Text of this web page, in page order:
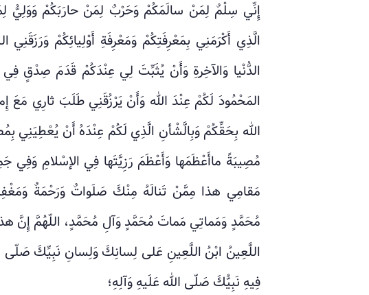
إِنِّي سِلْمٌ لِمَنْ سالَمَكُمْ وَحَرْبٌ لِمَنْ حارَبَكُمْ وَوَلِيُّ
الَّذِي أَكْرَمَنِي بِمَعْرِفَتِكُمْ وَمَعْرِفَةِ أَوْلِيائِكُمْ
الدُّنْيا وَالآخِرةِ وَأَنْ يُثَبِّتَ لِي عِنْدَكُمْ قَدَمَ صِدْقٍ فِي
المَحْمُودَ لَكُمْ عِنْدَ الله وَأَنْ يَرْزُقَنِي طَلَبَ ثارِي
الله بِحَقِّكُمْ وَبِالَّشْأنِ الَّذِي لَكُمْ عِنْدَهُ أَنْ يُعْطِيَنِي
مُصِيبَةً ماأَعْظَمَها وَأَعْظَمَ رَزِيَّتَها فِي الإسْلامِ وَفِي
مَقامِي هذا مِمَّنْ تَنالَهُ مِنْكَ صَلَواتٌ وَرَحْمَةٌ
مُحَمَّدٍ وَمَماتِي مَماتَ مُحَمَّدٍ وَآلِ مُحَمَّدٍ، اللّهُمَّ إِنَّ هذا
اللَّعِينُ ابْنُ اللَّعِينِ عَلى لِسانِكَ وَلِسانِ نَبِيِّكَ
فِيهِ نَبِيُّكَ صَلّى الله عَلَيهِ وَآلِهِ؛